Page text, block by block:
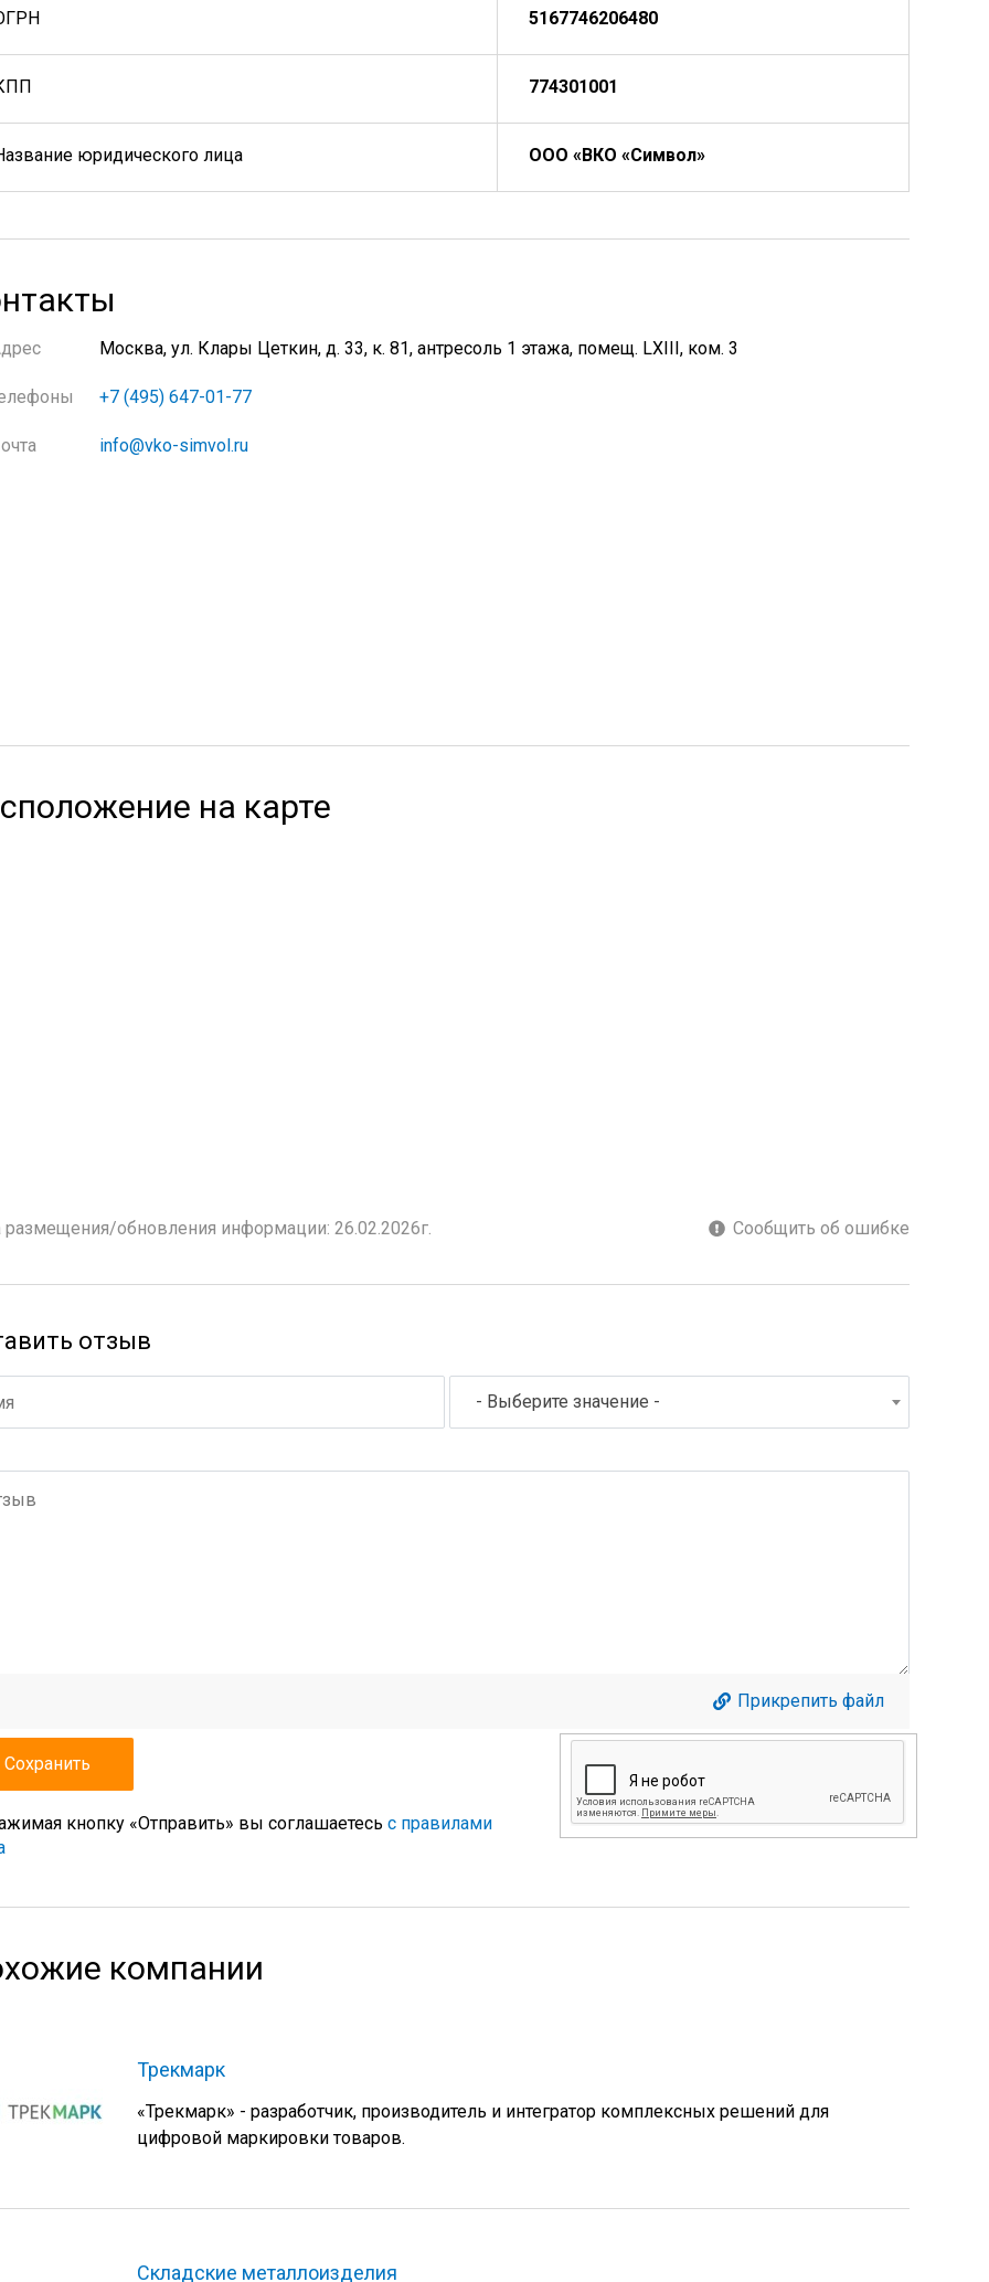
5167746206480
774301001
юридического лица ООО «ВКО «Символ»
Москва, ул. Клары Цеткин, д. 33, к. 81, антресоль 1 этажа, помещ. LXIII, ком. 3
+7 (495) 647-01-77
info@vko-simvol.ru
на карте
размещения/обновления информации: 26.02.2026г. Сообщить об ошибке
отзыв
- Выберите значение -
Прикрепить файл
кнопку «Отправить» вы соглашаетесь с правилами
компании
Трекмарк
«Трекмарк» - разработчик, производитель и интегратор комплексных решений для
цифровой маркировки товаров.
Складские металлоизделия